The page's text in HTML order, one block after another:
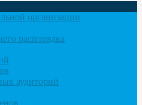
организации
распорядка
аудиторий